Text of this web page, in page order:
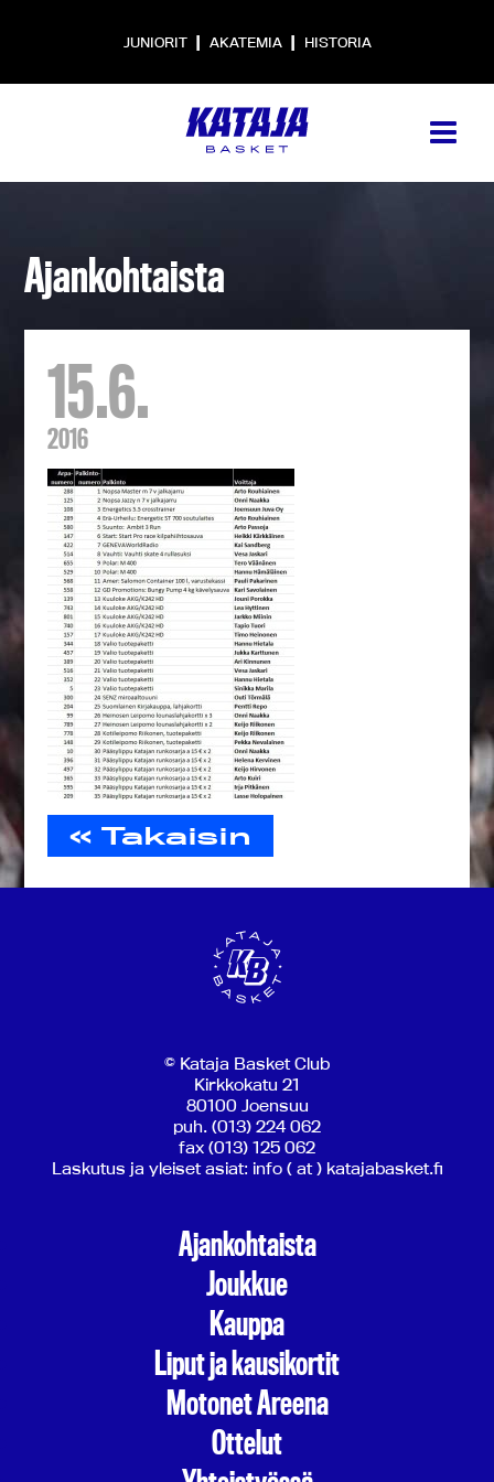
JUNIORIT | AKATEMIA | HISTORIA
Ajankohtaista
15.6.
2016
« Takaisin
© Kataja Basket Club
Kirkkokatu 21
80100 Joensuu
puh. (013) 224 062
fax (013) 125 062
Laskutus ja yleiset asiat: info ( at ) katajabasket.fi
Ajankohtaista
Joukkue
Kauppa
Liput ja kausikortit
Motonet Areena
Ottelut